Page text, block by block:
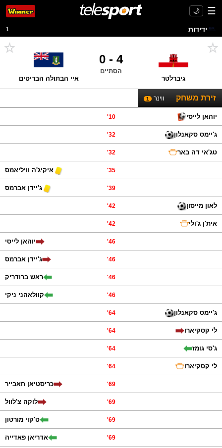
☰
🌙
ידידות 1
גיברלטר
4
-
0
הסתיים
איי הבתולה הבריטים
זירת משחק ווינר 1
יוהאן לייסי 10
'
ג'יימס סקאנלון 32
'
טג'אי דה באר 32
'
35
' איקיג'ה וויליאמס
39
' ג'יידן אברמס
לאון מייסון 42
'
אית'ן ג'ולי 42
'
46
' יוהאן לייסי
46
' ג'יידן אברמס
46
' ראש ברודריק
46
' קוולאהני ניקי
ג'יימס סקאנלון 64
'
לי קסקיארו 64
'
ג'סי גומז 64
'
לי קסקיארו 64
'
69
' כריסטיאן חאבייר
69
' לוקה צ'לוול
69
' ט'קוי מורטון
69
' אדריאן פאדייה